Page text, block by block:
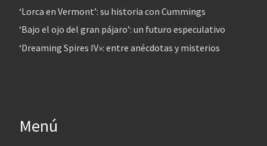
‘Lorca en Vermont’: su historia con Cummings
‘Bajo el ojo del gran pájaro’: un futuro especulativo
‘Dreaming Spires IV»: entre anécdotas y misterios
Menú